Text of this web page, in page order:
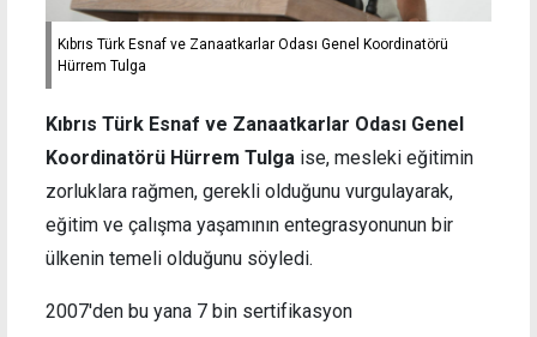
Kıbrıs Türk Esnaf ve Zanaatkarlar Odası Genel Koordinatörü
Hürrem Tulga
Kıbrıs Türk Esnaf ve Zanaatkarlar Odası Genel
Koordinatörü Hürrem Tulga ise, mesleki eğitimin
zorluklara rağmen, gerekli olduğunu vurgulayarak,
eğitim ve çalışma yaşamının entegrasyonunun bir
ülkenin temeli olduğunu söyledi.
2007'den bu yana 7 bin sertifikasyon